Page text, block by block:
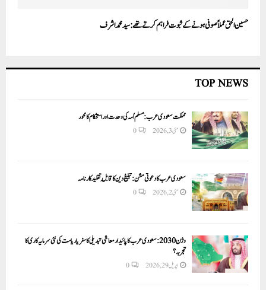
حسین الحق عملاً صوفی ہونے کے ثبوت فراہم کرتے تھے:سید محمد اشرف
TOP NEWS
مملکت سعودی عرب: مسلم اُمہ کی وحدت اور استحکام کا محور
مئی 3, 2026 0
سعودی عرب کا دعوتی مشن: تبلیغ دین کا قابلِ تقلید کارنامہ
مئی 2, 2026 0
وژن 2030:سعودی عرب کا پائیدار معاشی تبدیلی کا سفر یا ریاست کی نئی سرمایہ کاری کا
تجربہ؟
اپریل 29, 2026 0